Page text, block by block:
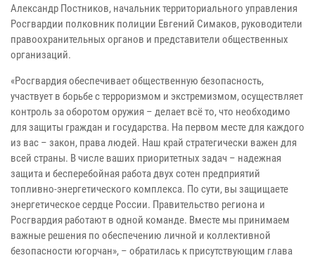
Александр Постников, начальник территориального управления
Росгвардии полковник полиции Евгений Симаков, руководители
правоохранительных органов и представители общественных
организаций.
«Росгвардия обеспечивает общественную безопасность,
участвует в борьбе с терроризмом и экстремизмом, осуществляет
контроль за оборотом оружия – делает всё то, что необходимо
для защиты граждан и государства. На первом месте для каждого
из вас – закон, права людей. Наш край стратегически важен для
всей страны. В числе ваших приоритетных задач – надежная
защита и бесперебойная работа двух сотен предприятий
топливно-энергетического комплекса. По сути, вы защищаете
энергетическое сердце России. Правительство региона и
Росгвардия работают в одной команде. Вместе мы принимаем
важные решения по обеспечению личной и коллективной
безопасности югорчан», – обратилась к присутствующим глава